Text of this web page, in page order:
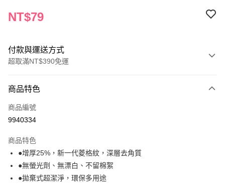
NT$79
付款與運送方式
超取滿NT$390免運
POYA支付
信用卡一次付款
LINE Pay
Apple Pay
商品特色
商品編號
9940334
商品特色
●增厚25%，新一代菱格紋，深層去角質
●無螢光劑、無漂白、不留棉絮
●拋棄式超潔淨，環保多用途